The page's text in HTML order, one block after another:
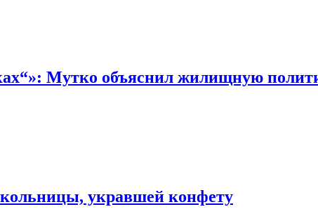
Мутко объяснил жилищную
укравшей конфету